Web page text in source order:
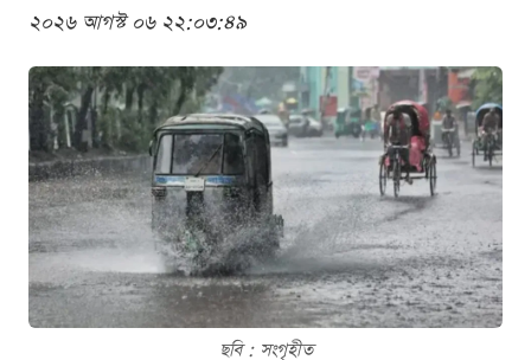
২০২৬ আগস্ট ০৬ ২২:০৩:৪৯
ছবি : সংগৃহীত